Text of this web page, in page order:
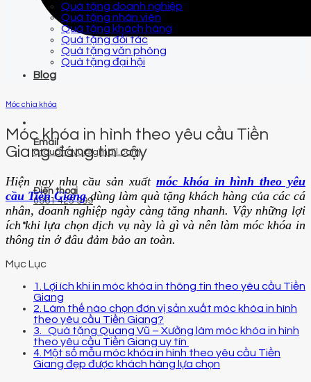
Email
qtquangvu@gmail.com
Điện thoại
0961 425 999
Quà tặng doanh nghiệp
Quà tặng nhân viên
Quà tặng khách hàng
Quà tặng đối tác
Quà tặng văn phòng
Quà tặng đại hội
Blog
Móc chìa khóa
Móc khóa in hình theo yêu cầu Tiền
Giang đáng tin cậy
Hiện nay nhu cầu sản xuất móc khóa in hình theo yêu
cầu Tiền Giangdùng làm quà tặng khách hàng của các cá
nhân, doanh nghiệp ngày càng tăng nhanh. Vậy những lợi
ích khi lựa chọn dịch vụ này là gì và nên làm móc khóa in
thông tin ở đâu đảm bảo an toàn.
Mục Lục
1. Lợi ích khi in móc khóa in thông tin theo yêu cầu Tiền
Giang
2. Làm thế nào chọn đơn vị sản xuất móc khóa in hình
theo yêu cầu Tiền Giang?
3. Quà tặng Quang Vũ – Xưởng làm móc khóa in hình
theo yêu cầu Tiền Giang uy tín
4. Một số mẫu móc khóa in hình theo yêu cầu Tiền
Giang đẹp được khách hàng lựa chọn